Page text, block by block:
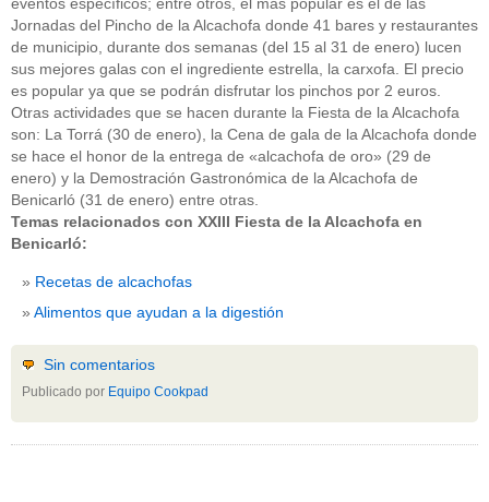
eventos específicos; entre otros, el más popular es el de las
Jornadas del Pincho de la Alcachofa donde 41 bares y restaurantes
de municipio, durante dos semanas (del 15 al 31 de enero) lucen
sus mejores galas con el ingrediente estrella, la carxofa. El precio
es popular ya que se podrán disfrutar los pinchos por 2 euros.
Otras actividades que se hacen durante la Fiesta de la Alcachofa
son: La Torrá (30 de enero), la Cena de gala de la Alcachofa donde
se hace el honor de la entrega de «alcachofa de oro» (29 de
enero) y la Demostración Gastronómica de la Alcachofa de
Benicarló (31 de enero) entre otras.
Temas relacionados con XXIII Fiesta de la Alcachofa en
Benicarló:
Recetas de alcachofas
Alimentos que ayudan a la digestión
Sin comentarios
Publicado por Equipo Cookpad